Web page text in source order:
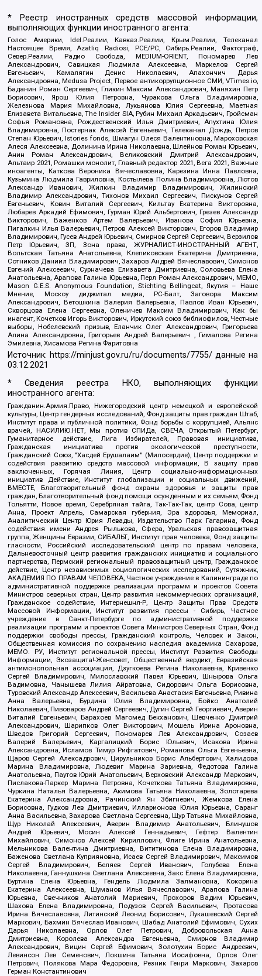
* Реестр иностранных средств массовой информации,
выполняющих функции иностранного агента:
Голос Америки, Idel.Реалии, Кавказ.Реалии, Крым.Реалии, Телеканал
Настоящее Время, Azatliq Radiosi, PCE/PC, Сибирь.Реалии, Фактограф,
Север.Реалии, Радио Свобода, MEDIUM-ORIENT, Пономарев Лев
Александрович, Савицкая Людмила Алексеевна, Маркелов Сергей
Евгеньевич, Камалягин Денис Николаевич, Апахончич Дарья
Александровна, Medusa Project, Первое антикоррупционное СМИ, VTimes.io,
Баданин Роман Сергеевич, Гликин Максим Александрович, Маняхин Петр
Борисович, Ярош Юлия Петровна, Чуракова Ольга Владимировна,
Железнова Мария Михайловна, Лукьянова Юлия Сергеевна, Маетная
Елизавета Витальевна, The Insider SIA, Рубин Михаил Аркадьевич, Гройсман
Софья Романовна, Рождественский Илья Дмитриевич, Апухтина Юлия
Владимировна, Постернак Алексей Евгеньевич, Телеканал Дождь, Петров
Степан Юрьевич, Istories fonds, Шмагун Олеся Валентиновна, Мароховская
Алеся Алексеевна, Долинина Ирина Николаевна, Шлейнов Роман Юрьевич,
Анин Роман Александрович, Великовский Дмитрий Александрович,
Альтаир 2021, Ромашки монолит, Главный редактор 2021, Вега 2021, Важные
иноагенты, Каткова Вероника Вячеславовна, Карезина Инна Павловна,
Кузьмина Людмила Гавриловна, Костылева Полина Владимировна, Лютов
Александр Иванович, Жилкин Владимир Владимирович, Жилинский
Владимир Александрович, Тихонов Михаил Сергеевич, Пискунов Сергей
Евгеньевич, Ковин Виталий Сергеевич, Кильтау Екатерина Викторовна,
Любарев Аркадий Ефимович, Гурман Юрий Альбертович, Грезев Александр
Викторович, Важенков Артем Валерьевич, Иванова София Юрьевна,
Пигалкин Илья Валерьевич, Петров Алексей Викторович, Егоров Владимир
Владимирович, Гусев Андрей Юрьевич, Смирнов Сергей Сергеевич, Верзилов
Петр Юрьевич, ЗП, Зона права, ЖУРНАЛИСТ-ИНОСТРАННЫЙ АГЕНТ,
Вольтская Татьяна Анатольевна, Клепиковская Екатерина Дмитриевна,
Сотников Даниил Владимирович, Захаров Андрей Вячеславович, Симонов
Евгений Алексеевич, Сурначева Елизавета Дмитриевна, Соловьева Елена
Анатольевна, Арапова Галина Юрьевна, Перл Роман Александрович, МЕМО,
Mason G.E.S. Anonymous Foundation, Stichting Bellingcat, Якутия – Наше
Мнение, Москоу диджитал медиа, РС-Балт, Заговора Максим
Александрович, Ветошкина Валерия Валерьевна, Павлов Иван Юрьевич,
Скворцова Елена Сергеевна, Оленичев Максим Владимирович, Как бы
инагент, Кочетков Игорь Викторович, Иркутский союз библиофилов, Честные
выборы, Нобелевский призыв, Еланчик Олег Александрович, Григорьева
Алина Александровна, Григорьев Андрей Валерьевич , Гималова Регина
Эмилевна, Хисамова Регина Фаритовна
Источник: https://minjust.gov.ru/ru/documents/7755/ данные на
03.12.2021
* Сведения реестра НКО, выполняющих функции
иностранного агента:
Гражданин.Армия.Право, Нижегородский центр немецкой и европейской
культуры, Центр гендерных исследований, Фонд защиты прав граждан Штаб,
Институт права и публичной политики, Фонд борьбы с коррупцией, Альянс
врачей, НАСИЛИЮ.НЕТ, Мы против СПИДа, СВЕЧА, Открытый Петербург,
Гуманитарное действие, Лига Избирателей, Правовая инициатива,
Гражданская инициатива против экологической преступности,
Гражданский Союз, "Хасдей Ерушалаим" (Милосердие), Центр поддержки и
содействия развитию средств массовой информации, В защиту прав
заключенных, Горячая Линия, Центр социально-информационных
инициатив Действие, Институт глобализации и социальных движений,
ВМЕСТЕ, Благотворительный фонд охраны здоровья и защиты прав
граждан, Благотворительный фонд помощи осужденным и их семьям, Фонд
Тольятти, Новое время, Серебряная тайга, Так-Так-Так, центр Сова, центр
Анна, Проект Апрель, Самарская губерния, Эра здоровья, Мемориал,
Аналитический Центр Юрия Левады, Издательство Парк Гагарина, Фонд
содействия имени Андрея Рылькова, Сфера, Уральская правозащитная
группа, Женщины Евразии, СИБАЛЬТ, Институт прав человека, Фонд защиты
гласности, Российский исследовательский центр по правам человека,
Дальневосточный центр развития гражданских инициатив и социального
партнерства, Пермский региональный правозащитный центр, Гражданское
действие, Центр независимых социологических исследований, Сутяжник,
АКАДЕМИЯ ПО ПРАВАМ ЧЕЛОВЕКА, Частное учреждение в Калининграде по
административной поддержке реализации программ и проектов Совета
Министров северных стран, Центр развития некоммерческих организаций,
Гражданское содействие, Интернешнл-Р, Центр Защиты Прав Средств
Массовой Информации, Институт развития прессы - Сибирь, Частное
учреждение в Санкт-Петербурге по административной поддержке
реализации программ и проектов Совета Министров Северных Стран, Фонд
поддержки свободы прессы, Гражданский контроль, Человек и Закон,
Общественная комиссия по сохранению наследия академика Сахарова,
МЕМО. РУ, Институт региональной прессы, Институт Развития Свободы
Информации, Экозащита!-Женсовет, Общественный вердикт, Евразийская
антимонопольная ассоциация, Дзугкоева Регина Николаевна, Кривенко
Сергей Владимирович, Милославский Павел Юрьевич, Шнырова Ольга
Вадимовна, Чанышева Лилия Айратовна, Сидорович Ольга Борисовна,
Туровский Александр Алексеевич, Васильева Анастасия Евгеньевна, Ривина
Анна Валерьевна, Бурдина Юлия Владимировна, Бойко Анатолий
Николаевич, Пивоваров Андрей Сергеевич, Дугин Сергей Георгиевич, Аверин
Виталий Евгеньевич, Барахоев Магомед Бекханович, Шевченко Дмитрий
Александрович, Шарипков Олег Викторович, Мошель Ирина Ароновна,
Шведов Григорий Сергеевич, Пономарев Лев Александрович, Созаев
Валерий Валерьевич, Каргалицкий Борис Юльевич, Исакова Ирина
Александровна, Исламов Тимур Рифгатович, Романова Ольга Евгеньевна,
Щаров Сергей Алексадрович, Цирульников Борис Альбертович, Халидова
Марина Владимировна, Людевиг Марина Зариевна, Федотова Галина
Анатольевна, Паутов Юрий Анатольевич, Верховский Александр Маркович,
Пислакова-Паркер Марина Петровна, Кочеткова Татьяна Владимировна,
Чуркина Наталья Валерьевна, Акимова Татьяна Николаевна, Золотарева
Екатерина Александровна, Рачинский Ян Збигневич, Жемкова Елена
Борисовна, Гудков Лев Дмитриевич, Илларионова Юлия Юрьевна, Саранг
Анна Васильевна, Захарова Светлана Сергеевна, Щур Татьяна Михайловна,
Щур Николай Алексеевич, Аверин Владимир Анатольевич, Блинушов
Андрей Юрьевич, Мосин Алексей Геннадьевич, Гефтер Валентин
Михайлович, Симонов Алексей Кириллович, Флиге Ирина Анатольевна,
Мельникова Валентина Дмитриевна, Вититинова Елена Владимировна,
Баженова Светлана Куприяновна, Исаев Сергей Владимирович, Максимов
Сергей Владимирович, Беляев Сергей Иванович, Голубева Елена
Николаевна, Ганнушкина Светлана Алексеевна, Закс Елена Владимировна,
Буртина Елена Юрьевна, Гендель Людмила Залмановна, Кокорина
Екатерина Алексеевна, Шуманов Илья Вячеславович, Арапова Галина
Юрьевна, Свечников Анатолий Мариевич, Прохоров Вадим Юрьевич,
Шахова Елена Владимировна, Подузов Сергей Васильевич, Протасова
Ирина Вячеславовна, Литинский Леонид Борисович, Лукашевский Сергей
Маркович, Бахмин Вячеслав Иванович, Шабад Анатолий Ефимович, Сухих
Дарья Николаевна, Орлов Олег Петрович, Добровольская Анна
Дмитриевна, Королева Александра Евгеньевна, Смирнов Владимир
Александрович, Вицин Сергей Ефимович, Золотухин Борис Андреевич,
Левинсон Лев Семенович, Локшина Татьяна Иосифовна, Орлов Олег
Петрович, Полякова Мара Федоровна, Резник Генри Маркович, Захаров
Герман Константинович